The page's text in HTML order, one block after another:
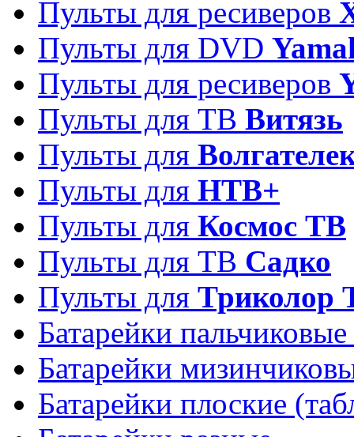
Пульты для ресиверов
Пульты для DVD
Пульты для ресиверов
Пульты для ТВ Витязь
Пульты для
Пульты для НТВ+
Пульты для Космос ТВ
Пульты для ТВ Садко
Пульты для Триколор
Батарейки
Батарейки
Батарейки плоские